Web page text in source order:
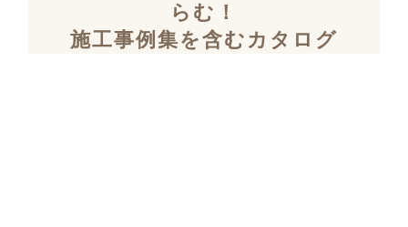
らむ！
施工事例集を含むカタログ